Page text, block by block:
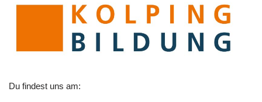
Du findest uns am: